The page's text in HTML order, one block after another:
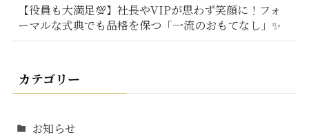
【役員も大満足💯】社長やVIPが思わず笑顔に！フォ
ーマルな式典でも品格を保つ「一流のおもてなし」✨
カテゴリー
お知らせ